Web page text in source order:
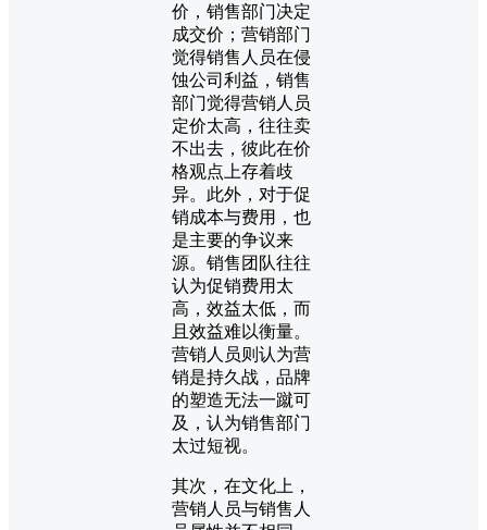
价，销售部门决定
成交价；营销部门
觉得销售人员在侵
蚀公司利益，销售
部门觉得营销人员
定价太高，往往卖
不出去，彼此在价
格观点上存着歧
异。此外，对于促
销成本与费用，也
是主要的争议来
源。销售团队往往
认为促销费用太
高，效益太低，而
且效益难以衡量。
营销人员则认为营
销是持久战，品牌
的塑造无法一蹴可
及，认为销售部门
太过短视。
其次，在文化上，
营销人员与销售人